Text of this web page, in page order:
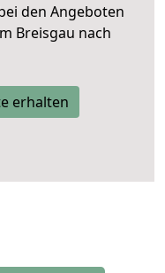
den Angeboten
Breisgau nach
erhalten